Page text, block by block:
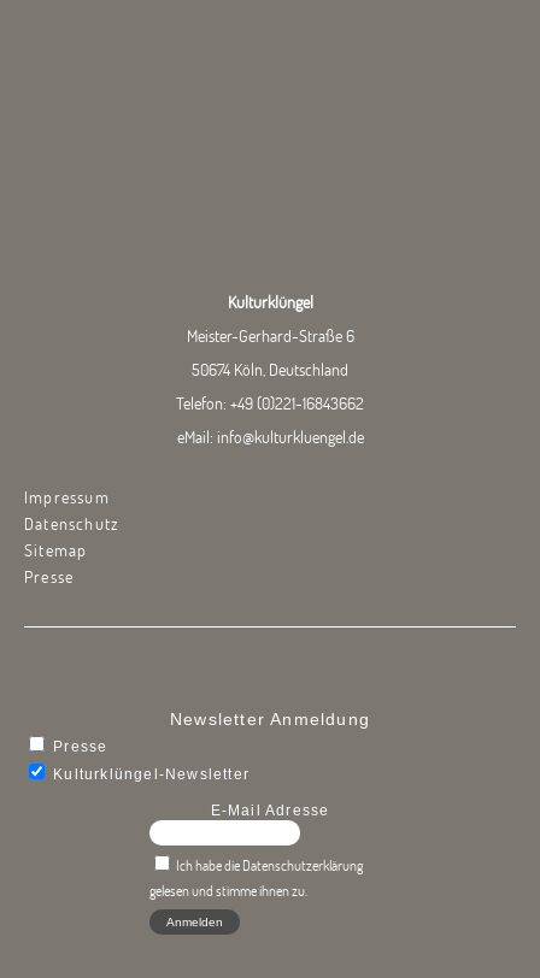
Kulturklüngel
Meister-Gerhard-Straße 6
50674 Köln, Deutschland
Telefon: +49 (0)221-16843662
eMail: info@kulturkluengel.de
Impressum
Datenschutz
Sitemap
Presse
Newsletter Anmeldung
Presse
Kulturklüngel-Newsletter
E-Mail Adresse
Ich habe die Datenschutzerklärung
gelesen und stimme ihnen zu.